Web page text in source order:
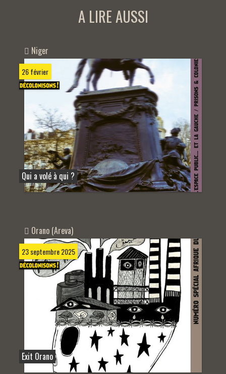
A LIRE AUSSI
Niger
26 février
Qui a volé à qui ?
Orano (Areva)
23 septembre 2025
Exit Orano